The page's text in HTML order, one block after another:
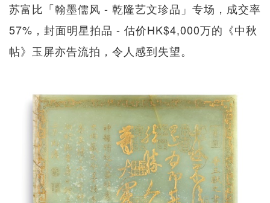
苏富比「翰墨儒风 - 乾隆艺文珍品」专场，成交率
57%，封面明星拍品 - 估价HK$4,000万的《中秋
帖》玉屏亦告流拍，令人感到失望。